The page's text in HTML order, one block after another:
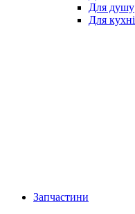
Для душу
Для кухні
Запчастини